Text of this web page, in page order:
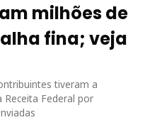
milhões de
fina; veja
tiveram a
Receita Federal por